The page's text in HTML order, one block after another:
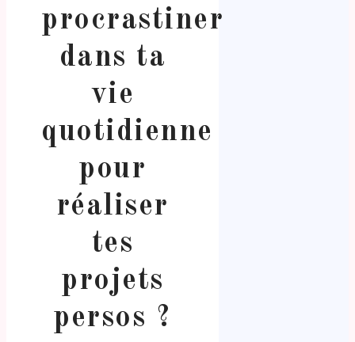
procrastiner
dans ta
vie
quotidienne
pour
réaliser
tes
projets
persos ?